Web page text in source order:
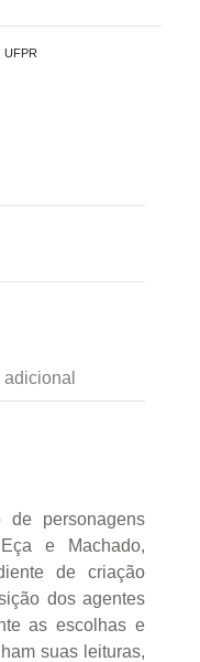
UFPR
adicional
de personagens
e Machado,
de criação
dos agentes
as escolhas e
suas leituras,